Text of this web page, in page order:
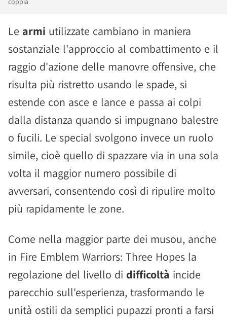
Le armi utilizzate cambiano in maniera
sostanziale l'approccio al combattimento e il
raggio d'azione delle manovre offensive, che
risulta più ristretto usando le spade, si
estende con asce e lance e passa ai colpi
dalla distanza quando si impugnano balestre
o fucili. Le special svolgono invece un ruolo
simile, cioè quello di spazzare via in una sola
volta il maggior numero possibile di
avversari, consentendo così di ripulire molto
più rapidamente le zone.
Come nella maggior parte dei musou, anche
in Fire Emblem Warriors: Three Hopes la
regolazione del livello di difficoltà incide
parecchio sull'esperienza, trasformando le
unità ostili da semplici pupazzi pronti a farsi